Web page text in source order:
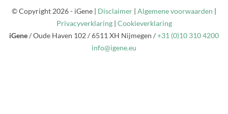
© Copyright 2026 - iGene | Disclaimer | Algemene voorwaarden |
Privacyverklaring| Cookieverklaring
iGene/Oude Haven 102/6511 XH Nijmegen /+31 (0)10 310 4200
info@igene.eu